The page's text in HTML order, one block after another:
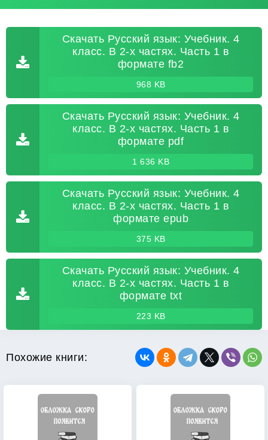
Скачать Русский язык: Учебник. 4
класс. В 2-х частях. Часть 1 в
формате fb2
968 KB
Скачать Русский язык: Учебник. 4
класс. В 2-х частях. Часть 1 в
формате pdf
1 636 KB
Скачать Русский язык: Учебник. 4
класс. В 2-х частях. Часть 1 в
формате epub
375 KB
Скачать Русский язык: Учебник. 4
класс. В 2-х частях. Часть 1 в
формате txt
223 KB
Похожие книги: